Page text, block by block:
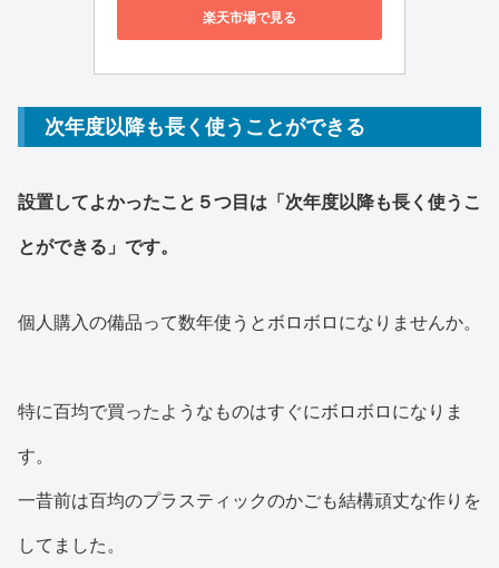
楽天市場で見る
次年度以降も長く使うことができる
設置してよかったこと５つ目は「次年度以降も長く使うこ
とができる」です。
個人購入の備品って数年使うとボロボロになりませんか。
特に百均で買ったようなものはすぐにボロボロになりま
す。
一昔前は百均のプラスティックのかごも結構頑丈な作りを
してました。